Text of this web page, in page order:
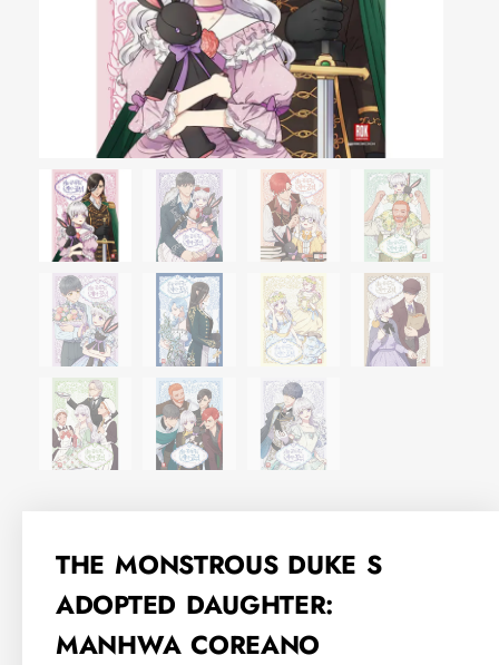
THE MONSTROUS DUKE S
ADOPTED DAUGHTER:
MANHWA COREANO